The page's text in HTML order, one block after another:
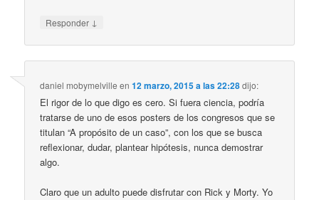
Responder ↓
daniel mobymelville en12 marzo, 2015 a las 22:28dijo:
El rigor de lo que digo es cero. Si fuera ciencia, podría
tratarse de uno de esos posters de los congresos que se
titulan “A propósito de un caso”, con los que se busca
reflexionar, dudar, plantear hipótesis, nunca demostrar
algo.
Claro que un adulto puede disfrutar con Rick y Morty. Yo